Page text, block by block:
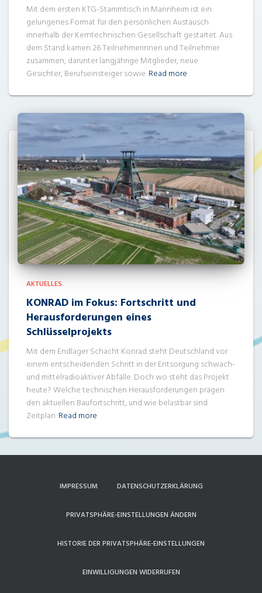
Mit dem ersten KTG-Stammtisch in Mannheim ist ein
gelungenes Format für den persönlichen Austausch
innerhalb der Kerntechnischen Gesellschaft gestartet. Aus
dem Stand kamen 26 Teilnehmerinnen und Teilnehmer
zusammen, darunter langjährige Mitglieder, neue
Gesichter, Berufseinsteiger sowie Read more
AKTUELLES
KONRAD im Fokus: Fortschritt und
Herausforderungen eines
Schlüsselprojekts
Mit dem Endlager Schacht Konrad steht Deutschland vor
einem entscheidenden Schritt in der Entsorgung schwach-
und mittelradioaktiver Abfälle. Doch wo steht das Projekt
heute? Welche technischen Herausforderungen prägen
den aktuellen Baufortschritt, und wie belastbar sind
Zeitplan Read more
IMPRESSUM DATENSCHUTZERKLÄRUNG
PRIVATSPHÄRE-EINSTELLUNGEN ÄNDERN
HISTORIE DER PRIVATSPHÄRE-EINSTELLUNGEN
EINWILLIGUNGEN WIDERRUFEN